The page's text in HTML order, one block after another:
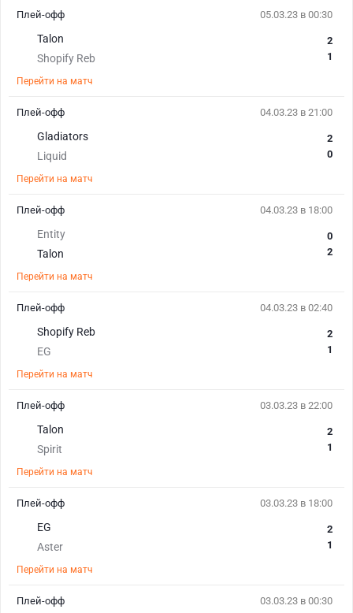
05.03.23 в 00:30
Talon
Shopify Reb
2
1
Перейти на матч
Плей-офф
04.03.23 в 21:00
Gladiators
Liquid
2
0
Перейти на матч
Плей-офф
04.03.23 в 18:00
Entity
Talon
0
2
Перейти на матч
Плей-офф
04.03.23 в 02:40
Shopify Reb
EG
2
1
Перейти на матч
Плей-офф
03.03.23 в 22:00
Talon
Spirit
2
1
Перейти на матч
Плей-офф
03.03.23 в 18:00
EG
Aster
2
1
Перейти на матч
Плей-офф
03.03.23 в 00:30
Плей-офф